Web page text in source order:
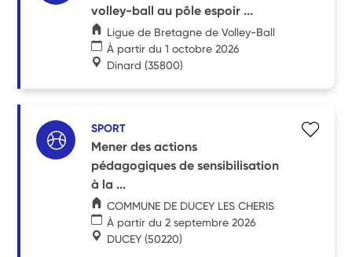
volley-ball au pôle espoir ...
Ligue de Bretagne de Volley-Ball
À partir du 1 octobre 2026
Dinard (35800)
SPORT
Mener des actions
pédagogiques de sensibilisation
à la ...
COMMUNE DE DUCEY LES CHERIS
À partir du 2 septembre 2026
DUCEY (50220)